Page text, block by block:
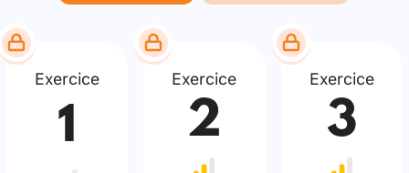
Exercice
1
Exercice
2
Exercice
3